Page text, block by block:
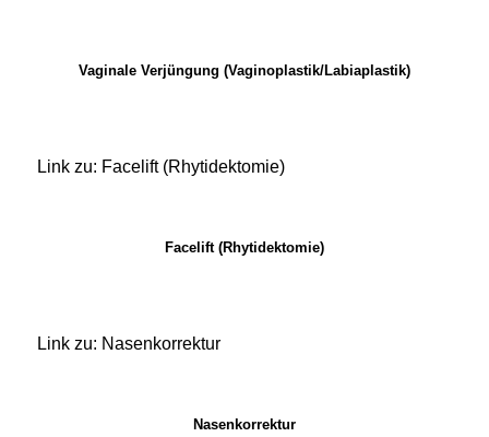
Vaginale Verjüngung (Vaginoplastik/Labiaplastik)
Link zu: Facelift (Rhytidektomie)
Facelift (Rhytidektomie)
Link zu: Nasenkorrektur
Nasenkorrektur